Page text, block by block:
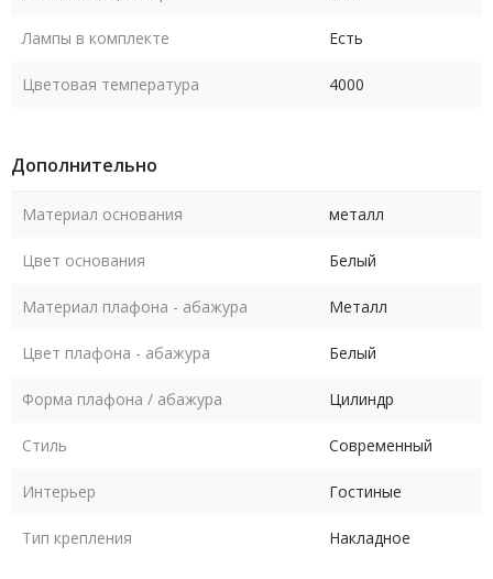
Лампы в комплекте Есть
Цветовая температура 4000
Дополнительно
Материал основания металл
Цвет основания Белый
Материал плафона - абажура Металл
Цвет плафона - абажура Белый
Форма плафона / абажура Цилиндр
Стиль Современный
Интерьер Гостиные
Тип крепления Накладное